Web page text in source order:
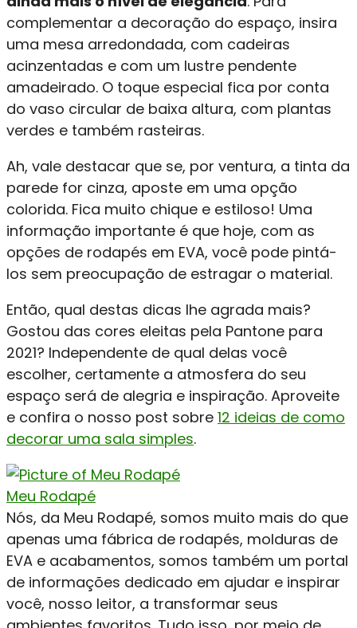
complementar a decoração do espaço, insira
uma mesa arredondada, com cadeiras
acinzentadas e com um lustre pendente
amadeirado. O toque especial fica por conta
do vaso circular de baixa altura, com plantas
verdes e também rasteiras.
Ah, vale destacar que se, por ventura, a tinta da
parede for cinza, aposte em uma opção
colorida. Fica muito chique e estiloso! Uma
informação importante é que hoje, com as
opções de rodapés em EVA, você pode pintá-
los sem preocupação de estragar o material.
Então, qual destas dicas lhe agrada mais?
Gostou das cores eleitas pela Pantone para
2021? Independente de qual delas você
escolher, certamente a atmosfera do seu
espaço será de alegria e inspiração. Aproveite
e confira o nosso post sobre 12 ideias de como
decorar uma sala simples.
Meu Rodapé
Nós, da Meu Rodapé, somos muito mais do que
apenas uma fábrica de rodapés, molduras de
EVA e acabamentos, somos também um portal
de informações dedicado em ajudar e inspirar
você, nosso leitor, a transformar seus